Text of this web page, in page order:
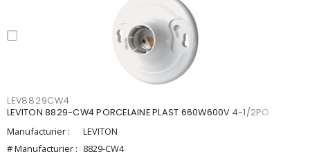
LEV8829CW4
LEVITON 8829-CW4 PORCELAINE PLAST 660W600V 4-1/2PO
Manufacturier :
LEVITON
# Manufacturier : 8829-CW4